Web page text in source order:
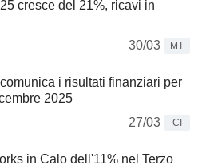
cresce del 21%, ricavi in
30/03
MT
i risultati finanziari per
2025
27/03
CI
in Calo dell'11% nel Terzo